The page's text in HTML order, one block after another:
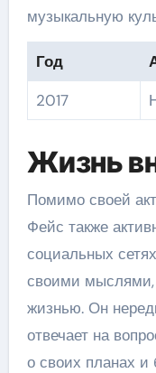
музыкальную
Год
2017
Жизнь
Помимо своей
Фейс также
социальных
своими
жизнью. Он
отвечает на
о своих планах и